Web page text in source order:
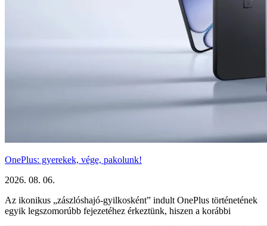
OnePlus: gyerekek, vége, pakolunk!
2026. 08. 06.
Az ikonikus „zászlóshajó-gyilkosként” indult OnePlus történetének
egyik legszomorúbb fejezetéhez érkeztünk, hiszen a korábbi